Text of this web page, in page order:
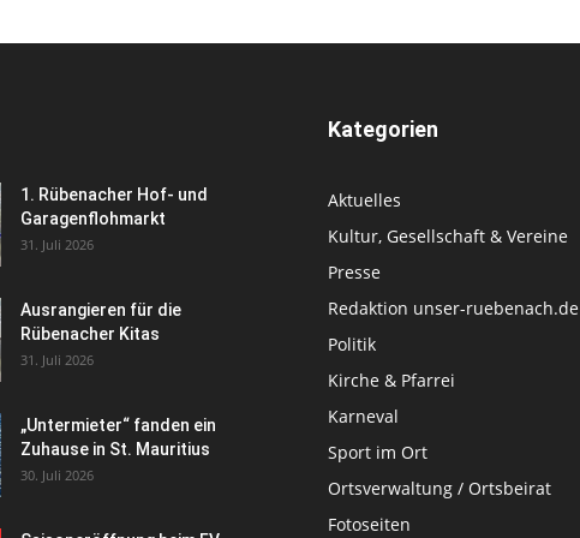
1. Rübenacher Hof- und
Garagenflohmarkt
31. Juli 2026
Ausrangieren für die
Rübenacher Kitas
31. Juli 2026
„Untermieter“ fanden ein
Zuhause in St. Mauritius
30. Juli 2026
Kategorien
Aktuelles
Kultur, Gesellschaft & Vereine
Presse
Redaktion unser-ruebenach.de
Politik
Kirche & Pfarrei
Karneval
Sport im Ort
Ortsverwaltung / Ortsbeirat
Fotoseiten